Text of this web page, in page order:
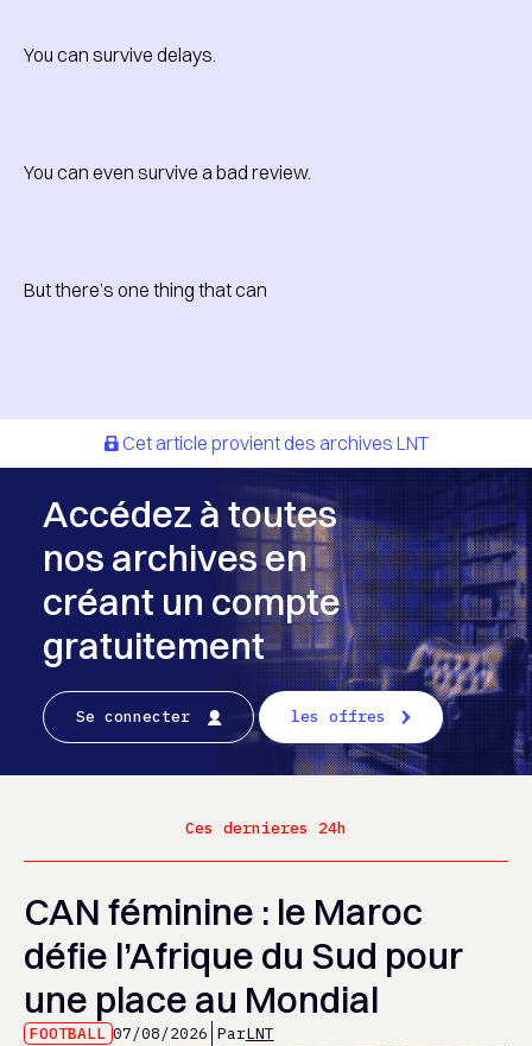
You can survive delays.
You can even survive a bad review.
But there’s one thing that can
Cet article provient des archives LNT
Accédez à toutes
nos archives en
créant un compte
gratuitement
Se connecter les offres
Ces dernieres 24h
CAN féminine : le Maroc
défie l’Afrique du Sud pour
une place au Mondial
FOOTBALL 07/08/2026 ParLNT